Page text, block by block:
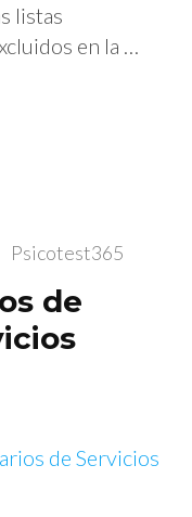
listas
en la …
Psicotest365
de